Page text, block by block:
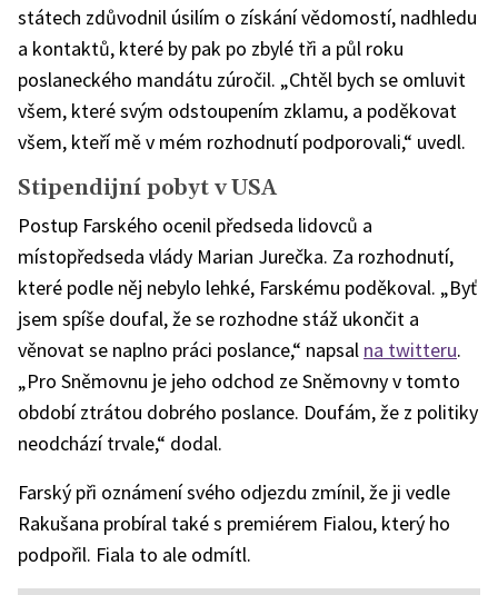
státech zdůvodnil úsilím o získání vědomostí, nadhledu
a kontaktů, které by pak po zbylé tři a půl roku
poslaneckého mandátu zúročil. „Chtěl bych se omluvit
všem, které svým odstoupením zklamu, a poděkovat
všem, kteří mě v mém rozhodnutí podporovali,“ uvedl.
Stipendijní pobyt v USA
Postup Farského ocenil předseda lidovců a
místopředseda vlády Marian Jurečka. Za rozhodnutí,
které podle něj nebylo lehké, Farskému poděkoval. „Byť
jsem spíše doufal, že se rozhodne stáž ukončit a
věnovat se naplno práci poslance,“ napsal na twitteru.
„Pro Sněmovnu je jeho odchod ze Sněmovny v tomto
období ztrátou dobrého poslance. Doufám, že z politiky
neodchází trvale,“ dodal.
Farský při oznámení svého odjezdu zmínil, že ji vedle
Rakušana probíral také s premiérem Fialou, který ho
podpořil. Fiala to ale odmítl.